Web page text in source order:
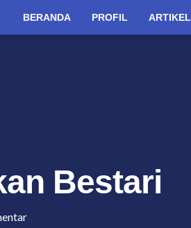
BERANDA PROFIL ARTIKEL
Bestari